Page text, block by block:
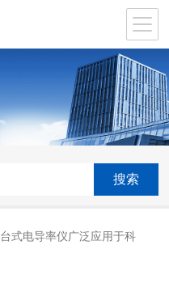
台式电导率仪广泛应用于科